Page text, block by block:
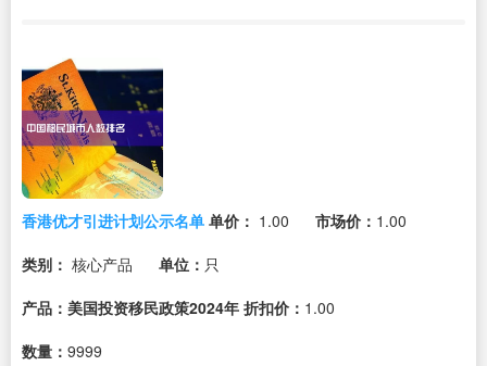
香港优才引进计划公示名单 单价： 1.00 市场价： 1.00
类别： 核心产品 单位： 只
产品：美国投资移民政策2024年 折扣价： 1.00
数量： 9999